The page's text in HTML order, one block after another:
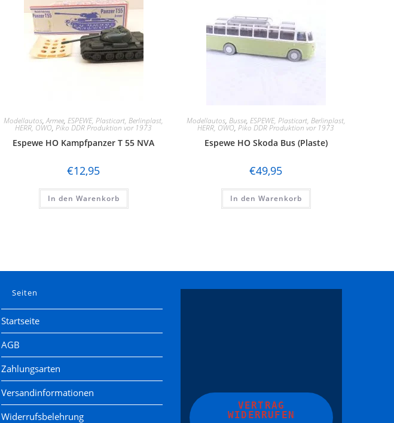
Modellautos,Armee, ESPEWE, Plasticart, Berlinplast,
HERR, OWO, Piko DDR Produktion vor 1973
Espewe HO Kampfpanzer T 55 NVA
€12,95
In den Warenkorb
Modellautos, Busse, ESPEWE, Plasticart, Berlinplast,
HERR, OWO, Piko DDR Produktion vor 1973
Espewe HO Skoda Bus (Plaste)
€49,95
In den Warenkorb
Seiten
Startseite
AGB
Zahlungsarten
Versandinformationen
Widerrufsbelehrung
VERTRAG
WIDERRUFEN